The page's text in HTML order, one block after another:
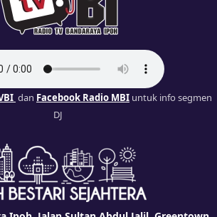
dan Facebook Radio MBI untuk info segmen
DJ